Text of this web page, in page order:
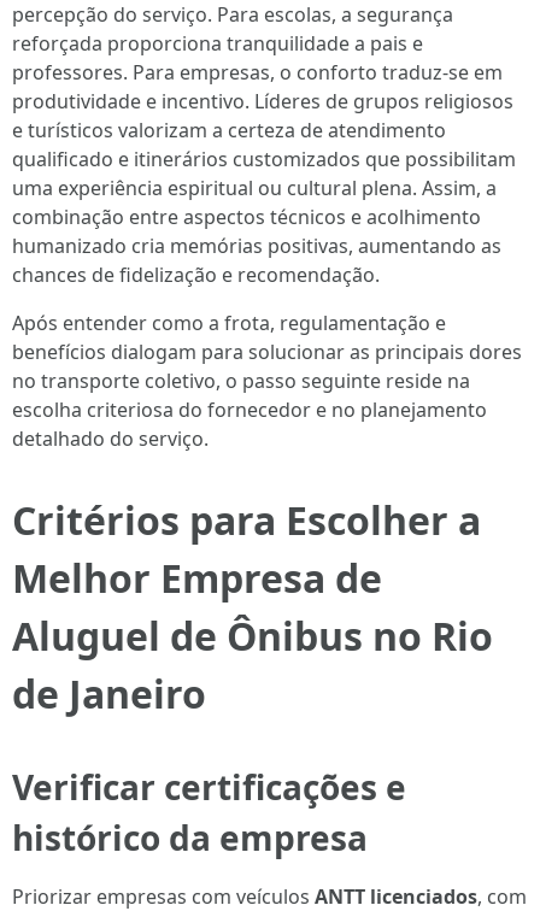
percepção do serviço. Para escolas, a segurança
reforçada proporciona tranquilidade a pais e
professores. Para empresas, o conforto traduz-se em
produtividade e incentivo. Líderes de grupos religiosos
e turísticos valorizam a certeza de atendimento
qualificado e itinerários customizados que possibilitam
uma experiência espiritual ou cultural plena. Assim, a
combinação entre aspectos técnicos e acolhimento
humanizado cria memórias positivas, aumentando as
chances de fidelização e recomendação.
Após entender como a frota, regulamentação e
benefícios dialogam para solucionar as principais dores
no transporte coletivo, o passo seguinte reside na
escolha criteriosa do fornecedor e no planejamento
detalhado do serviço.
Critérios para Escolher a
Melhor Empresa de
Aluguel de Ônibus no Rio
de Janeiro
Verificar certificações e
histórico da empresa
Priorizar empresas com veículos ANTT licenciados, com